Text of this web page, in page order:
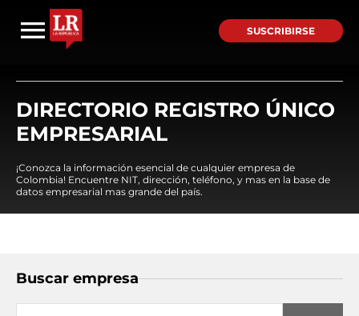
SUSCRIBIRSE
DIRECTORIO REGISTRO ÚNICO
EMPRESARIAL
¡Conozca la información esencial de cualquier empresa de
Colombia! Encuentre NIT, dirección, teléfono, y mas en la base de
datos empresarial mas grande del país.
Buscar empresa